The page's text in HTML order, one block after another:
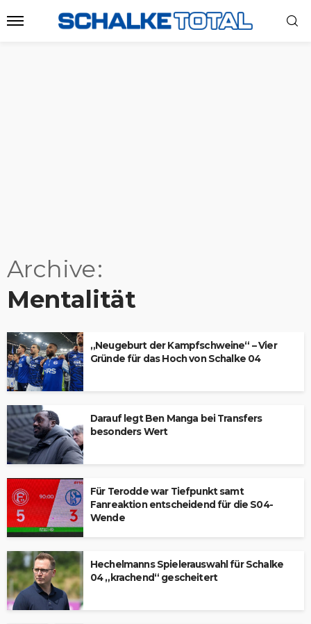
Archive
Mentalität
„Neugeburt der Kampfschweine“ – Vier
Gründe für das Hoch von Schalke 04
Darauf legt Ben Manga bei Transfers
besonders Wert
Für Terodde war Tiefpunkt samt
Fanreaktion entscheidend für die S04-
Wende
Hechelmanns Spielerauswahl für Schalke
04 „krachend“ gescheitert